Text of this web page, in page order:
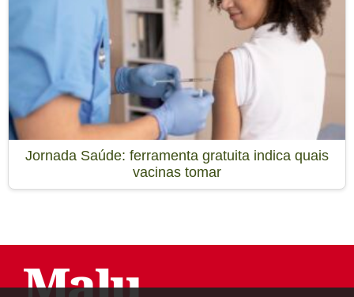
Jornada Saúde: ferramenta gratuita indica quais
vacinas tomar